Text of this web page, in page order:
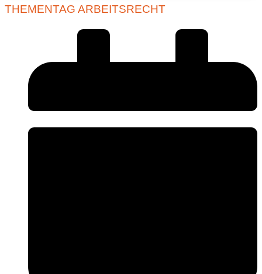
THEMENTAG ARBEITSRECHT